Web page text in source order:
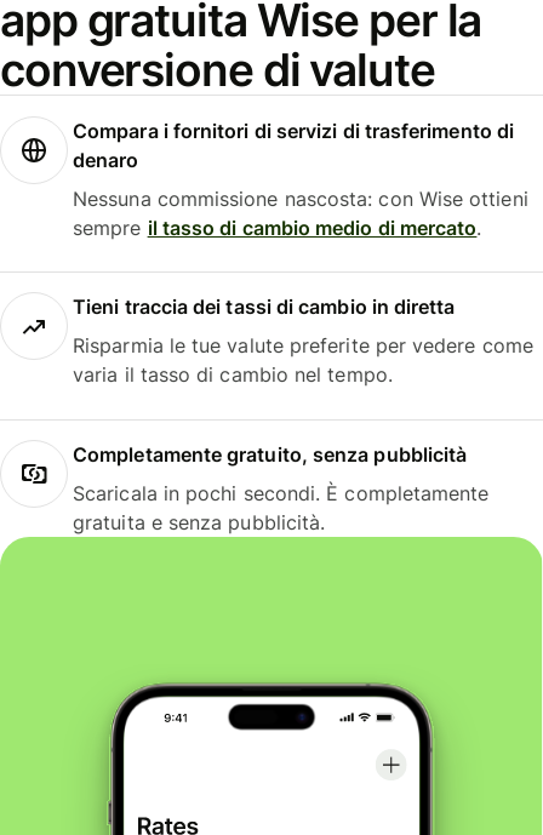
app gratuita Wise per la
conversione di valute
Compara i fornitori di servizi di trasferimento di
denaro
Nessuna commissione nascosta: con Wise ottieni
sempre il tasso di cambio medio di mercato.
Tieni traccia dei tassi di cambio in diretta
Risparmia le tue valute preferite per vedere come
varia il tasso di cambio nel tempo.
Completamente gratuito, senza pubblicità
Scaricala in pochi secondi. È completamente
gratuita e senza pubblicità.